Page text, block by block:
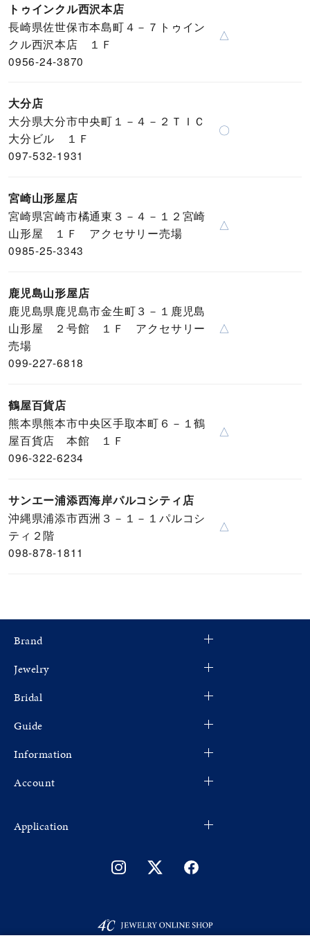
トゥインクル西沢本店
長崎県佐世保市本島町４－７トゥイン
クル西沢本店 １Ｆ
0956-24-3870
△
大分店
大分県大分市中央町１－４－２ＴＩＣ
大分ビル １Ｆ
097-532-1931
〇
宮崎山形屋店
宮崎県宮崎市橘通東３－４－１２宮崎
山形屋 １Ｆ アクセサリー売場
0985-25-3343
△
鹿児島山形屋店
鹿児島県鹿児島市金生町３－１鹿児島
山形屋 ２号館 １Ｆ アクセサリー
売場
099-227-6818
△
鶴屋百貨店
熊本県熊本市中央区手取本町６－１鶴
屋百貨店 本館 １Ｆ
096-322-6234
△
サンエー浦添西海岸パルコシティ店
沖縄県浦添市西洲３－１－１パルコシ
ティ２階
098-878-1811
△
Brand
Jewelry
Bridal
Guide
Information
Account
Application